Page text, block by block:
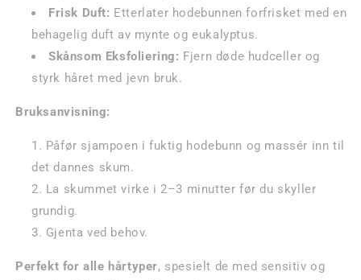
Frisk Duft: Etterlater hodebunnen forfrisket med en
behagelig duft av mynte og eukalyptus.
Skånsom Eksfoliering: Fjern døde hudceller og
styrk håret med jevn bruk.
Bruksanvisning:
Påfør sjampoen i fuktig hodebunn og massér inn til
det dannes skum.
La skummet virke i 2–3 minutter før du skyller
grundig.
Gjenta ved behov.
Perfekt for alle hårtyper, spesielt de med sensitiv og